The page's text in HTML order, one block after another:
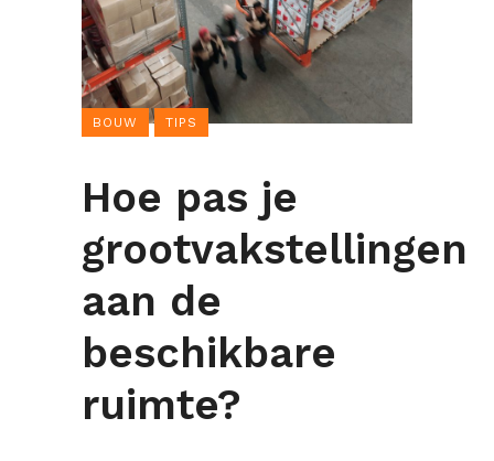
BOUW TIPS
Hoe pas je
grootvakstellingen
aan de
beschikbare
ruimte?